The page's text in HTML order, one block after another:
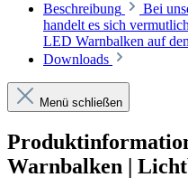
Beschreibung
Bei
handelt es sich
LED Warnbalken auf
Downloads
Menü schließen
Warnbalken |